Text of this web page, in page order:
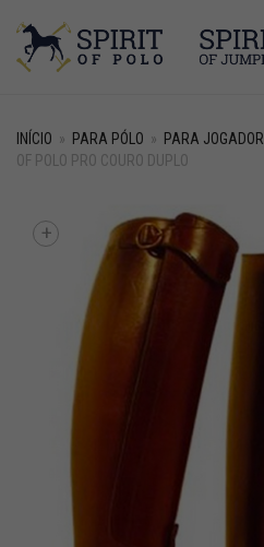
INÍCIO » PARA PÓLO » PARA JOGADOR
OF POLO PRO COURO DUPLO
+